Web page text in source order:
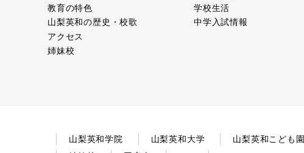
教育の特色
山梨英和の歴史・校歌
アクセス
姉妹校
学校生活
中学入試情報
山梨英和学院 山梨英和大学
山梨英和こども園